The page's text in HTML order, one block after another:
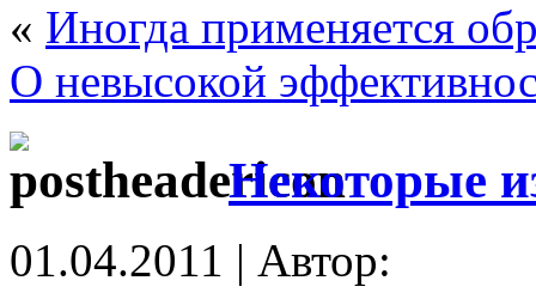
« Иногда применяется
О невысокой
Некоторые
01.04.2011 | Автор: